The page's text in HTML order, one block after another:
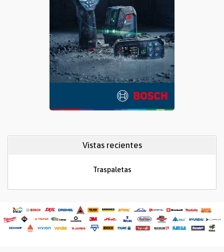
Vistas recientes
Traspaletas